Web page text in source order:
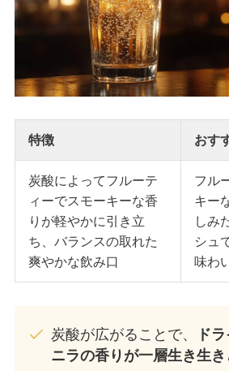
特徴 おす
炭酸によってフルーテ
ィーでスモーキーな香
りが軽やかに引き立
ち、バランスの取れた
爽やかな飲み口
フル
キー
しみ
シュ
味わ
炭酸が広がることで、
ド
ニラの香りが一層生き生